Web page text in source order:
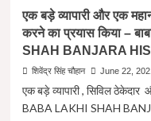
Hindi
एक बड़े व्यापारी और एक
करने का प्रयास किया –
SHAH BANJARA
शिवेंद्र सिंह चौहान June 22,
एक बड़े व्यापारी , सिविल ठेकेदार
BABA LAKHI SHAH